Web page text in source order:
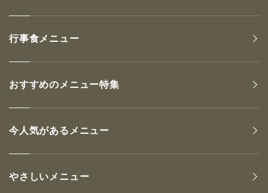
行事食メニュー
おすすめのメニュー特集
今人気があるメニュー
やさしいメニュー